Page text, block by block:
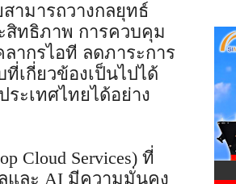
ามารถวางกลยุทธ์
สิทธิภาพ การควบคุม
ากรไอที ลดภาระการ
เกี่ยวข้องเป็นไปได้
ะเทศไทยได้อย่าง
Cloud Services) ที่
และ AI มีความมั่นคง